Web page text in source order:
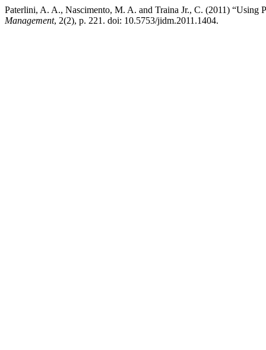
Paterlini, A. A., Nascimento, M. A. and Traina Jr., C. (2011) “Using
Management, 2(2), p. 221. doi: 10.5753/jidm.2011.1404.